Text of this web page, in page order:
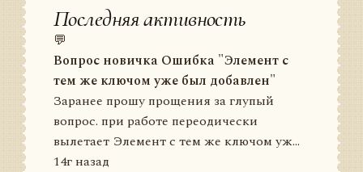
Последняя активность
💬
Вопрос новичка Ошибка "Элемент с
тем же ключом уже был добавлен"
Заранее прошу прощения за глупый
вопрос. при работе переодически
вылетает Элемент с тем же ключом уж...
14г назад